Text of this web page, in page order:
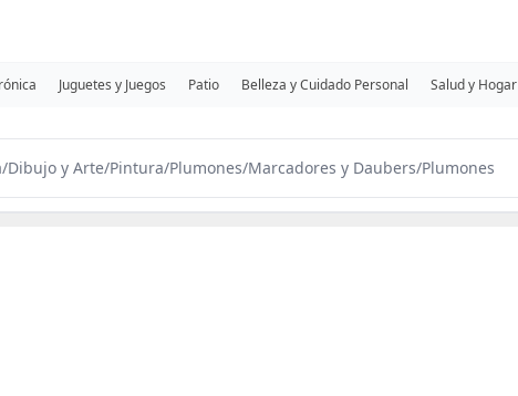
Juguetes y Juegos Patio Belleza y Cuidado Personal Salud y Hogar
/Dibujo y Arte/Pintura/Plumones/Marcadores y Daubers/Plumones